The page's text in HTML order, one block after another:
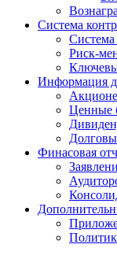
Система
Система
Риск-
Информация
Ценные
Финасовая